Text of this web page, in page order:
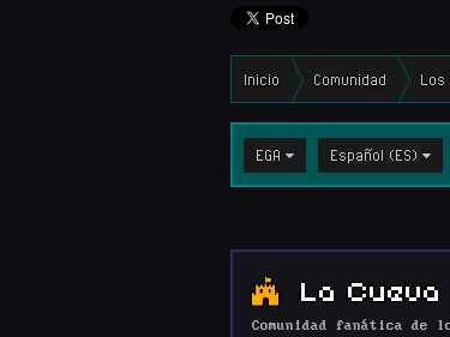
Inicio Comunidad Los
EGA Español (ES)
La
Comunidad fanática de